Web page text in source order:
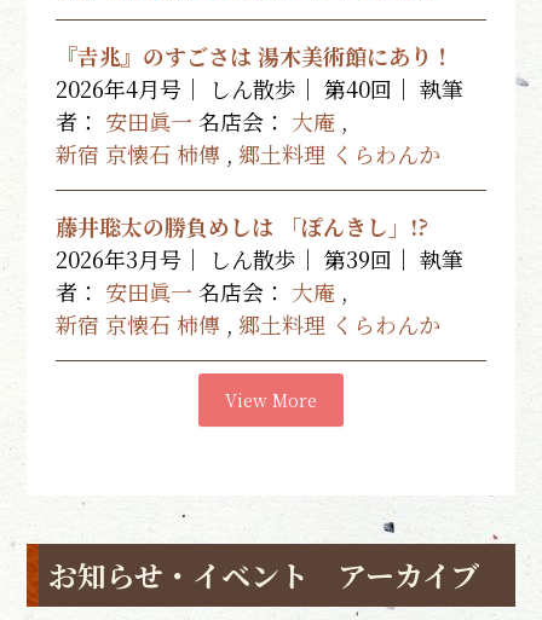
『𠮷兆』のすごさは 湯木美術館にあり！
2026年4月号｜ しん散歩｜ 第40回｜執筆
者： 安田眞一 名店会： 大庵 ,
新宿 京懐石 柿傳 ,郷土料理 くらわんか
藤井聡太の勝負めしは 「ぽんきし」!?
2026年3月号｜ しん散歩｜ 第39回｜執筆
者： 安田眞一 名店会： 大庵 ,
新宿 京懐石 柿傳 ,郷土料理 くらわんか
View More
お知らせ・イベント アーカイブ